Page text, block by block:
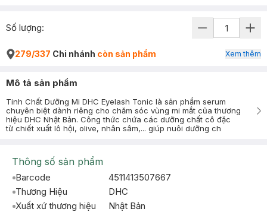
Số lượng:
279/337 Chi nhánh còn sản phẩm Xem thêm
Mô tả sản phẩm
Tinh Chất Dưỡng Mi DHC Eyelash Tonic là sản phẩm serum
chuyên biệt dành riêng cho chăm sóc vùng mi mắt của thương
hiệu DHC Nhật Bản. Công thức chứa các dưỡng chất cô đặc
từ chiết xuất lô hội, olive, nhân sâm,... giúp nuôi dưỡng ch
Thông số sản phẩm
Barcode
4511413507667
Thương Hiệu
DHC
Xuất xứ thương hiệu
Nhật Bản